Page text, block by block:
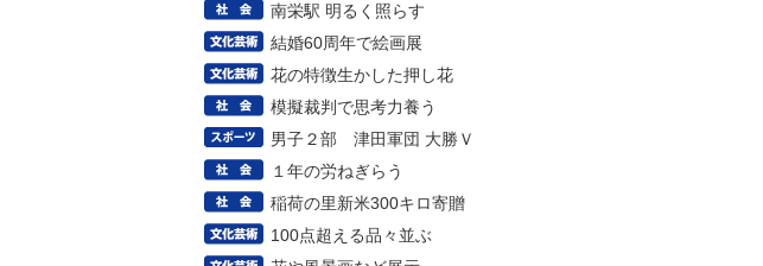
南栄駅 明るく照らす
結婚60周年で絵画展
花の特徴生かした押し花
模擬裁判で思考力養う
男子２部 津田軍団 大勝Ｖ
１年の労ねぎらう
稲荷の里新米300キロ寄贈
100点超える品々並ぶ